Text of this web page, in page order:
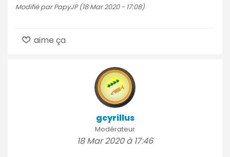
Modifié par PapyJP (18 Mar 2020 - 17:08)
aime ça
gcyrillus
Modérateur
18 Mar 2020 à 17:46